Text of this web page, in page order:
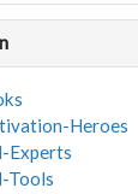
Heroes
Experts
Tools